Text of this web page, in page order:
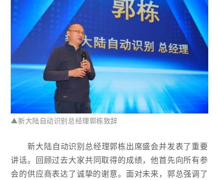
▲新大陆自动识别总经理郭栋致辞
新大陆自动识别总经理郭栋出席盛会并发表了重要
讲话。 回顾过去大家共同取得的成绩，他首先向所有参
会的供应商表达了诚挚的谢意。面对未来，郭总强调了